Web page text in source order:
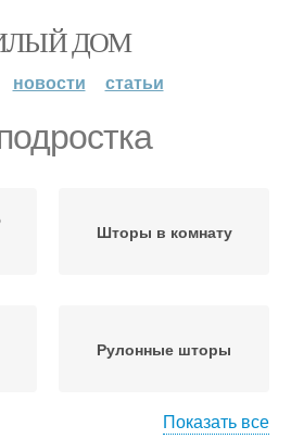
ДОМ
новости статьи
Шторы в комнату
Рулонные шторы
Показать все